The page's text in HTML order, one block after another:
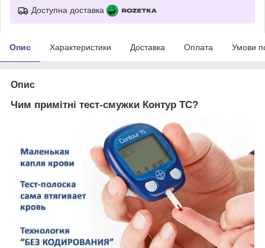
Доступна доставка
Опис Характеристики Доставка Оплата Умови
Опис
Чим примітні тест-смужки Контур ТС?